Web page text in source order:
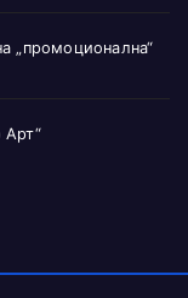
„промоционална“
Арт“